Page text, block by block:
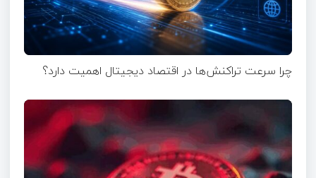
چرا سرعت تراکنش‌ها در اقتصاد دیجیتال اهمیت دارد؟